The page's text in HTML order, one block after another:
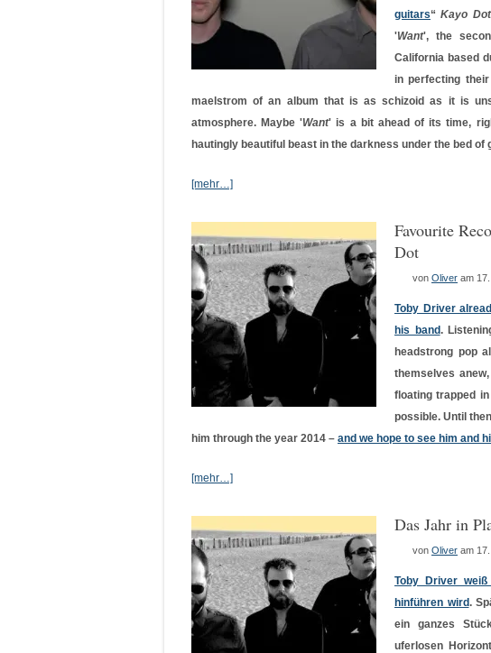
guitars“Kayo Dot
'Want', the
California based
in perfecting
maelstrom of an album that is as schizoid as it is
atmosphere. Maybe 'Want' is a bit ahead of its time,
hautingly beautiful beast in the darkness under the bed of
[mehr…]
Favourite
Dot
von Oliver am
Toby Driver
his band.
headstrong pop
themselves
floating trapped
possible. Until
him through the year 2014 – and we hope to see him and
[mehr…]
Das Jahr in
von Oliver am
Toby Driver
hinführen wird.
ein ganzes
uferlosen